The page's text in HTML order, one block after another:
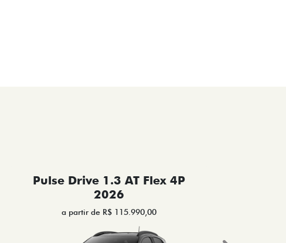
Pulse Drive 1.3 AT Flex 4P
2026
a partir de R$ 115.990,00